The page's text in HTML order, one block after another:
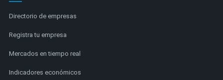
Directorio de empresas
Registra tu empresa
Mercados en tiempo real
Indicadores económicos